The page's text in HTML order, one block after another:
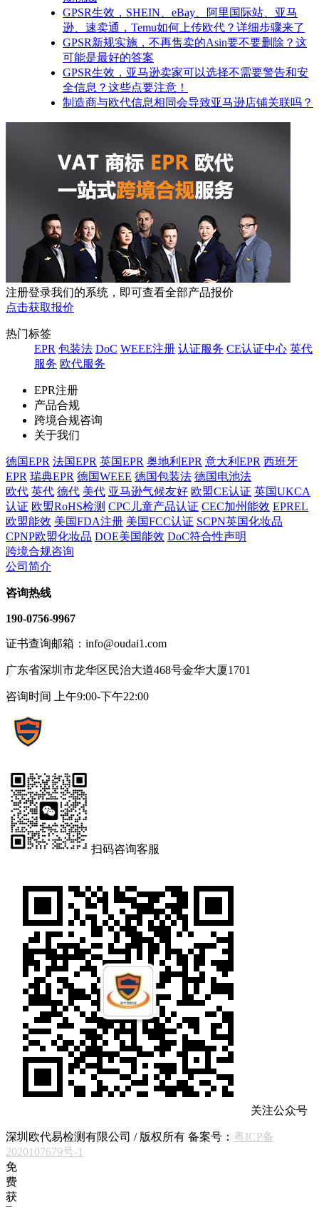
GPSR生效，SHEIN、eBay、阿里国际站、亚马
逊、速卖通，Temu如何上传欧代？详细步骤来了
GPSR新规实施，不再售卖的Asin要不要删除？这
可能是最好的答案
GPSR生效，亚马逊卖家可以选择不需要警告和安
全信息？这些点要注意！
制造商与欧代信息相同会导致亚马逊店铺关联吗？
注册登录我们的系统，即可查看全部产品报价
点击获取报价
热门标签
EPR 包装法 DoC WEEE注册 认证服务 CE认证中心 英代
服务 欧代服务
EPR注册
产品合规
跨境合规咨询
关于我们
德国EPR 法国EPR 英国EPR 奥地利EPR 意大利EPR 西班牙
EPR 瑞典EPR 德国WEEE 德国包装法 德国电池法
欧代 英代 德代 美代 亚马逊气候友好 欧盟CE认证 英国UKCA
认证 欧盟RoHS检测 CPC儿童产品认证 CEC加州能效 EPREL
欧盟能效 美国FDA注册 美国FCC认证 SCPN英国化妆品
CPNP欧盟化妆品 DOE美国能效 DoC符合性声明
跨境合规咨询
公司简介
咨询热线
190-0756-9967
证书查询邮箱：info@oudai1.com
广东省深圳市龙华区民治大道468号金华大厦1701
咨询时间 上午9:00-下午22:00
扫码咨询客服
关注公众号
深圳欧代易检测有限公司 / 版权所有 备案号： 粤ICP备
2020107679号-1
免
费
获